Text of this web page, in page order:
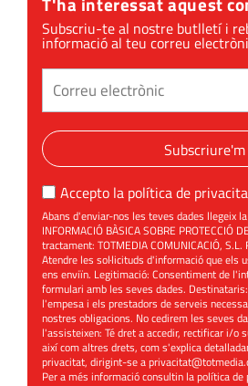
Subscriu-te al nostre butlletí i
informació al teu correu
Subscriure'm
Accepto la política de
Abans d'enviar-nos les teves dades llegeix
INFORMACIÓ BÀSICA SOBRE PROTECCIÓ
tractament: TOTMEDIA COMUNICACIÓ,
Atendre les sol·licituds d'informació que els
ens enviïn. Legitimació: Consentiment de
formulari amb les seves dades.
l'empesa i els prestadors de serveis
nostres obligacions. No cedirem les seves
l'assisteixen: Té dret a accedir, rectificar i/o
així com altres drets, com s'explica
privacitat, dirigint-se a
Per a més informació consultin lapolítica de